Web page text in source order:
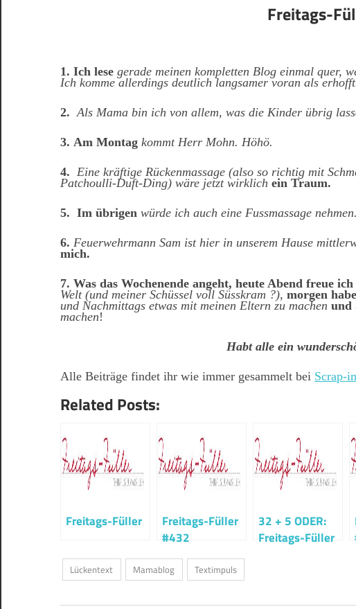
Freitags-
1. Ich lese gerade meinen kompletten Blog einmal quer,
Ich komme allerdings deutlich langsamer voran als
2. Als Mama bin ich von allem, was die Kinder übrig
3. Am Montag kommt Herr Mohn. Höhö.
4. Eine kräftige Rückenmassage (also so richtig mit
Patchoulli-Duft-Ding) wäre jetzt wirklich ein Traum.
5. Im übrigen würde ich auch eine Fussmassage nehmen.
6. Feuerwehrmann Sam ist hier in unserem Hause
mich.
7. Was das Wochenende angeht, heute Abend freue
Welt (und meiner Schüssel voll Süsskram ?), morgen
und Nachmittags etwas mit meinen Eltern zu machen und
machen!
Habt alle ein
Alle Beiträge findet ihr wie immer gesammelt bei Scrap-
Related Posts:
Freitags-Füller
Freitags-Füller
#432
32 + 5 ODER:
Freitags-Füller
Lückentext Mamablog Textimpuls